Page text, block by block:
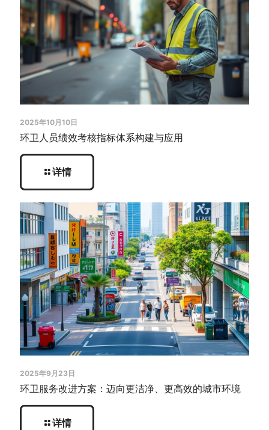
2025年10月10日
环卫人员绩效考核指标体系构建与应用
详情
2025年9月23日
环卫服务改进方案：迈向更洁净、更高效的城市环境
详情